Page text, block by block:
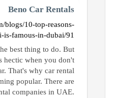
Beno Car Rentals
blogs/10-top-reasons-
is-famous-in-dubai/91
best thing to do. But
hectic when you don't
That's why car rental
popular. There are
companies in UAE.